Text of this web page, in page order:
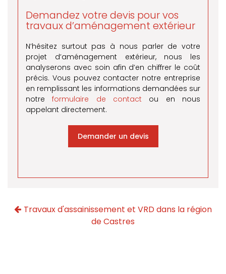
Demandez votre devis pour vos
travaux d’aménagement extérieur
N’hésitez surtout pas à nous parler de votre
projet d’aménagement extérieur, nous les
analyserons avec soin afin d’en chiffrer le coût
précis. Vous pouvez contacter notre entreprise
en remplissant les informations demandées sur
notreformulaire de contact ou en nous
appelant directement.
Demander un devis
Travaux d'assainissement et VRD dans la région
de Castres